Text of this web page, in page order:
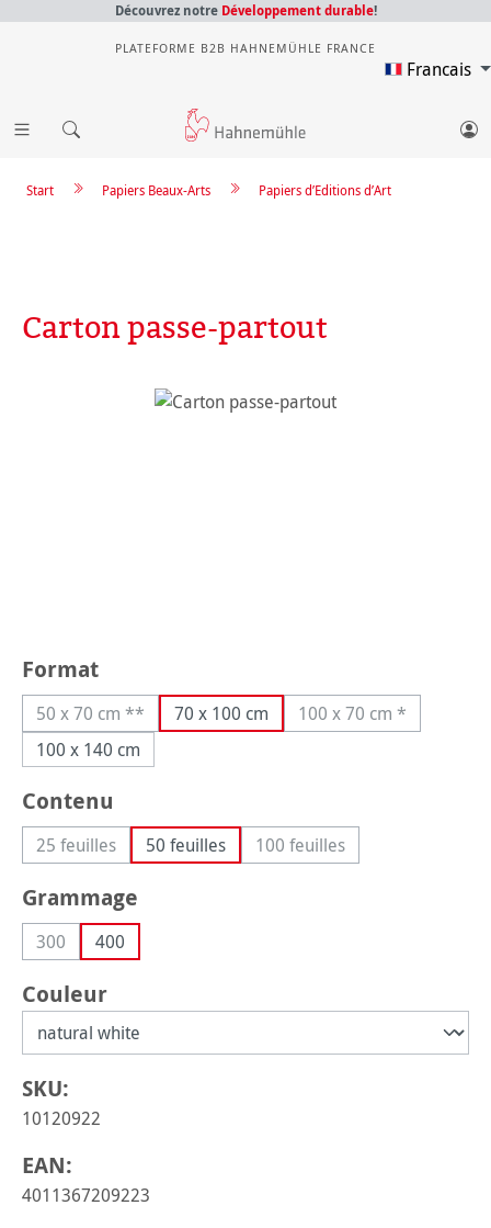
Découvrez notre Développement durable!
PLATEFORME B2B HAHNEMÜHLE FRANCE
Francais
Papiers d’Editions d’Art
Papiers Beaux-Arts
Start
Carton passe-partout
Ignorer la galerie d'images
Sélectionnez
Format
50 x 70 cm **(Cette option n'est pas disponible pour le moment.)
70 x 100 cm 100 x 70 cm *(Cette option n'est
100 x 140 cm
Sélectionnez
Contenu
25 feuilles(Cette option n'est pas disponible pour le moment.)
50 feuilles 100 feuilles(Cette option n'est pas
Sélectionnez
Grammage
300(Cette option n'est pas disponible pour le moment.)
400
Sélectionnez
Couleur
SKU:
10120922
EAN:
4011367209223